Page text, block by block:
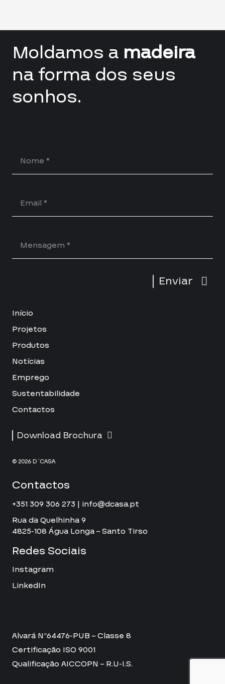
Moldamos a madeira
na forma dos seus
sonhos.
Enviar
Início
Projetos
Produtos
Notícias
Emprego
Sustentabilidade
Contactos
Download Brochura
© 2026 D´CASA
Contactos
+351 309 306 273 | info@dcasa.pt
Rua da Quelhinha 9
4825-108 Água Longa – Santo Tirso
Redes Sociais
Instagram
LinkedIn
Alvará Nº64476-PUB – Classe 8
Certificação ISO 9001
Qualificação AICCOPN – R.U-I.S.